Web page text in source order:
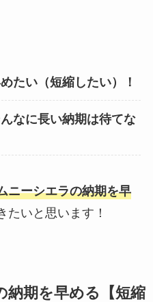
たい（短縮したい）！
なに長い納期は待てな
ニーシエラの納期を早
たいと思います！
納期を早める【短縮